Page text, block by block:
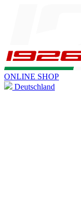
ONLINE SHOP
Deutschland